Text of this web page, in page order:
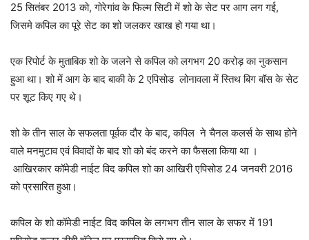
25 सितंबर 2013 को, गोरेगांव के फिल्म सिटी में शो के सेट पर आग लग गई,
जिसमे कपिल का पूरे सेट का शो जलकर खाख हो गया था।
एक रिपोर्ट के मुताबिक शो के जलने से कपिल को लगभग 20 करोड़ का नुकसान
हुआ था। शो में आग के बाद बाकी के 2 एपिसोड लोनावला में स्तिथ बिग बॉस के सेट
पर शूट किए गए थे।
शो के तीन साल के सफलता पूर्वक दौर के बाद, कपिल ने चैनल कलर्स के साथ होने
वाले मनमुटाव एवं विवादों के बाद शो को बंद करने का फैसला किया था ।
आखिरकार कॉमेडी नाईट विद कपिल शो का आखिरी एपिसोड 24 जनवरी 2016
को प्रसारित हुआ।
कपिल के शो कॉमेडी नाईट विद कपिल के लगभग तीन साल के सफर में 191